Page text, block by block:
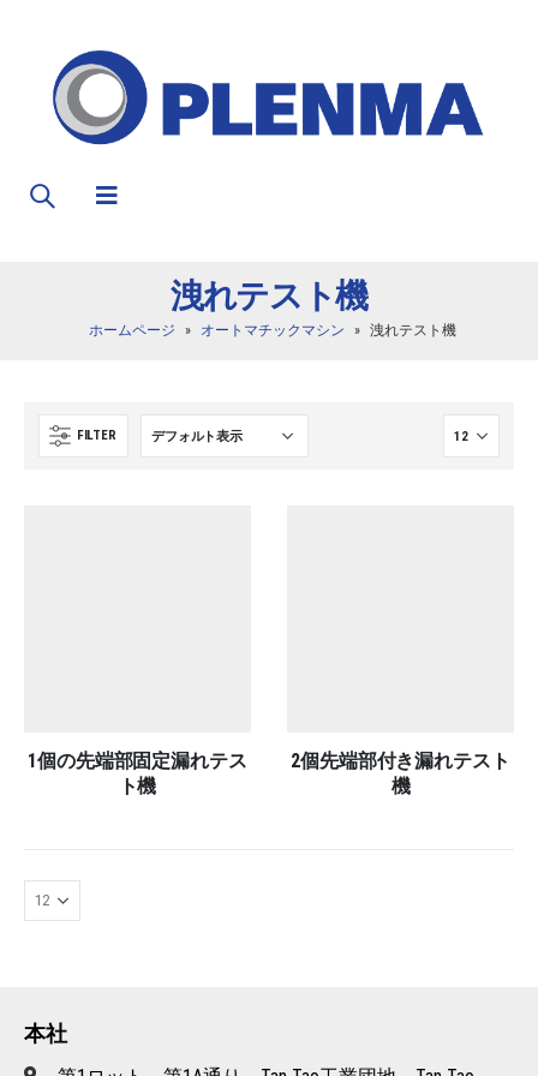
洩れテスト機
ホームページ » オートマチックマシン » 洩れテスト機
FILTER
1個の先端部固定漏れテス
ト機
2個先端部付き漏れテスト
機
本社